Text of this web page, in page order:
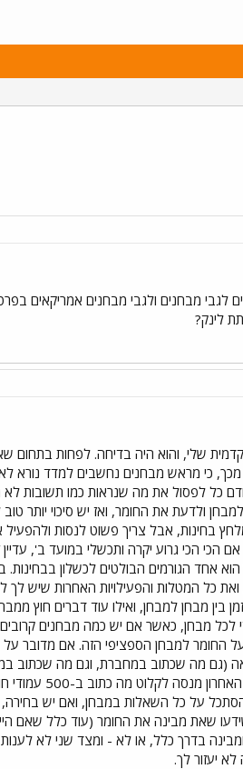
לגבי מבחנים ולגבי מבחנים אמריקאים
לינק?
שלי, והוא היה בדיחה. לפחות בתחום
מכך, כי מראש מבחנים נחשבים למדד
כל לפסול את מה שנראות כמו תשובות לא
ולדעת את החומר, ואז יש סיכוי יותר
בחינות, אבל צריך פשוט לנסות ולהפעיל
הכי גרוע יקרה ותכשלי במועד ב',
כל המטלות והפעילויות האחרות שיש לך
מבחן למבחן, ואילו עוד דברים חוץ
לכל מבחן, כאשר אם יש כמה מבחנים
החומר למבחן הספציפי הזה. אם מדובר
(גם מה שכתוב במחברת, וגם מה שכתוב
המבחן אפשר
על כל השאלות במבחן, ואם יש
שאת מבינה את החומר (עוד כלל שאם
בדרך כלל, או לא - ומצד שני לא
יעזור לך.